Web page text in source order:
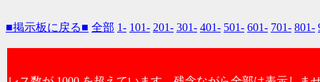
■掲示板に戻る■ 全部 1- 101- 201- 301- 401- 501- 601- 701- 801-